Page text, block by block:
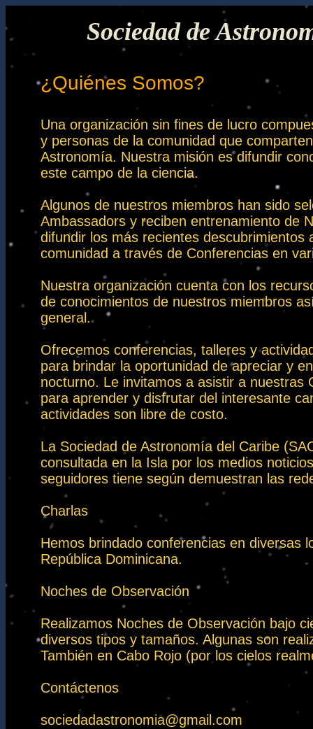
Sociedad de
¿Quiénes Somos?
Una organización sin fines de lucro
y personas de la comunidad que
Astronomía. Nuestra misión es difundir
este campo de la ciencia.
Algunos de nuestros miembros han sido
Ambassadors y reciben entrenamiento de
difundir los más recientes descubrimientos
comunidad a través de Conferencias en
Nuestra organización cuenta con los
de conocimientos de nuestros miembros
general.
Ofrecemos conferencias, talleres y
para brindar la oportunidad de apreciar y
nocturno. Le invitamos a asistir a nuestras
para aprender y disfrutar del interesante
actividades son libre de costo.
La Sociedad de Astronomía del Caribe
consultada en la Isla por los medios
seguidores tiene según demuestran las
Charlas
Hemos brindado conferencias en diversas
República Dominicana.
Noches de Observación
Realizamos Noches de Observación bajo
diversos tipos y tamaños. Algunas son
También en Cabo Rojo (por los cielos
Contáctenos
sociedadastronomia@gmail.com